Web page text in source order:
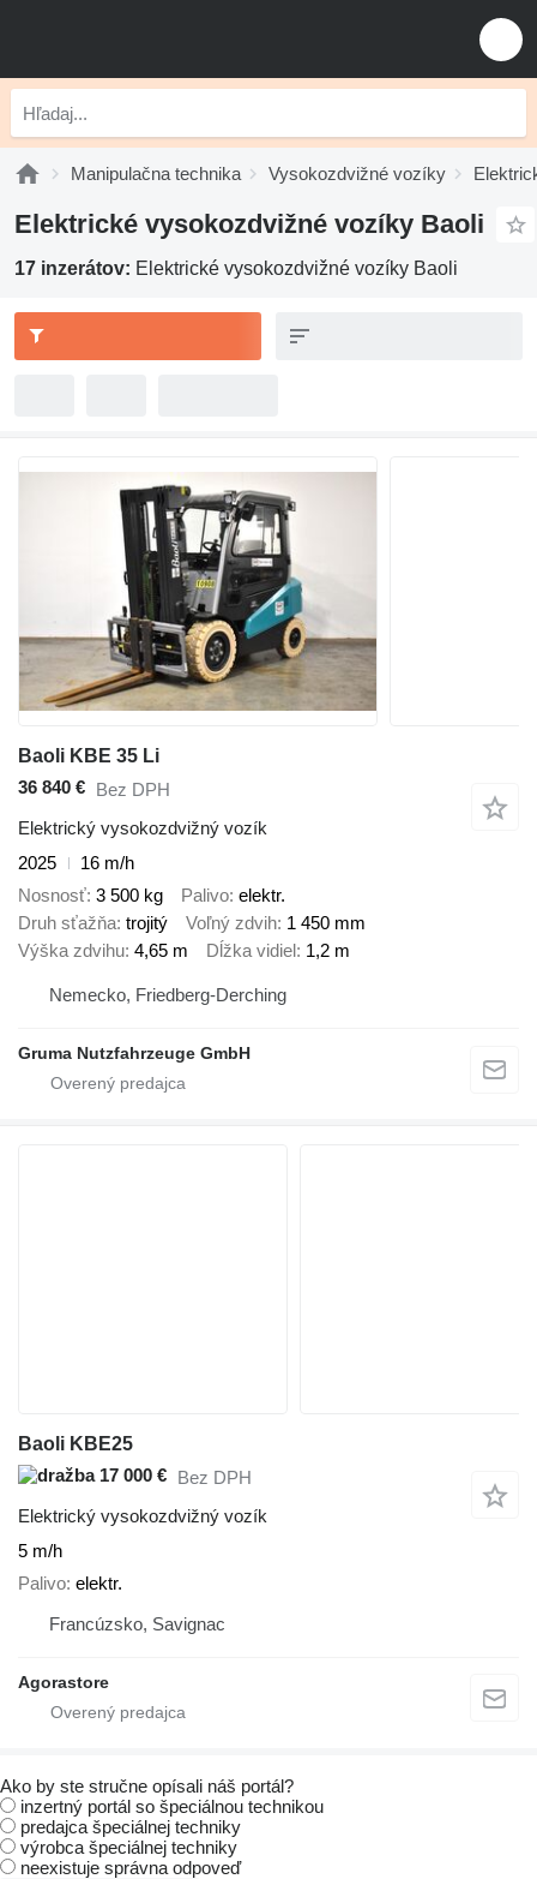
Manipulačna technika Vysokozdvižné vozíky
Elektrické vysokozdvižné vozíky Baoli
17 inzerátov: Elektrické vysokozdvižné vozíky Baoli
Baoli KBE 35 Li
36 840 € Bez DPH
Elektrický vysokozdvižný vozík
2025
16 m/h
Nosnosť 3 500 kg Palivo elektr.
Druh sťažňa trojitý Voľný zdvih 1 450 mm
Výška zdvihu 4,65 m Dĺžka vidiel 1,2 m
Nemecko, Friedberg-Derching
Gruma Nutzfahrzeuge GmbH
Baoli KBE25
17 000 € Bez DPH
Elektrický vysokozdvižný vozík
5 m/h
Palivo elektr.
Francúzsko, Savignac
Agorastore
Ako by ste stručne opísali náš portál?
inzertný portál so špeciálnou technikou
predajca špeciálnej techniky
výrobca špeciálnej techniky
neexistuje správna odpoveď